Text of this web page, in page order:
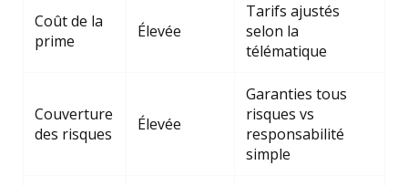
Coût de la
prime
Élevée
Tarifs ajustés
selon la
télématique
Couverture
des risques
Élevée
Garanties tous
risques vs
responsabilité
simple